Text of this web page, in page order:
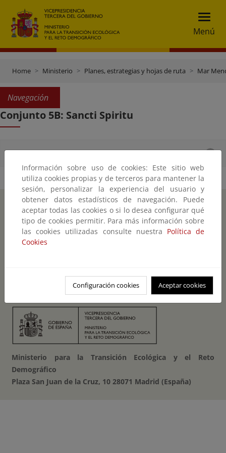
Menú
Home Ministerio Planes, estrategias y hojas de ruta Mar
Navegación
Conjunto 5B: Sancti Spiritu
Documentos
Información sobre uso de cookies: Este sitio web
utiliza cookies propias y de terceros para mantener la
sesión, personalizar la experiencia del usuario y
obtener datos estadísticos de navegación. Puede
aceptar todas las cookies o si lo desea configurar qué
tipo de cookies permitir. Para más información sobre
las cookies utilizadas consulte nuestra Política de
Cookies
Configuración cookies Aceptar cookies
Inicio
Accesibilidad
Mapa Web
Ministerio para la Transición Ecológica y el Reto
Demográfico
Plaza San Juan de la Cruz, 10 28071 Madrid (España)